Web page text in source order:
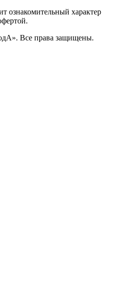
ознакомительный характер
Все права защищены.